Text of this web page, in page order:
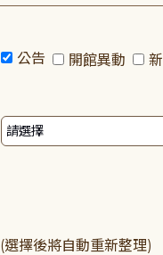
公告 開館異動
(選擇後將自動重新整理)